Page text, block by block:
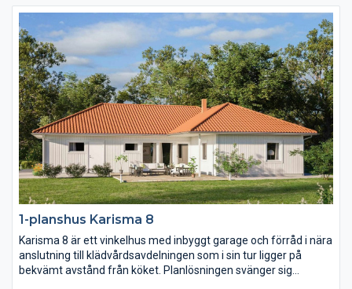
passage in till huset.
1-planshus Karisma 8
Karisma 8 är ett vinkelhus med inbyggt garage och förråd i nära
anslutning till klädvårdsavdelningen som i sin tur ligger på
bekvämt avstånd från köket. Planlösningen svänger sig